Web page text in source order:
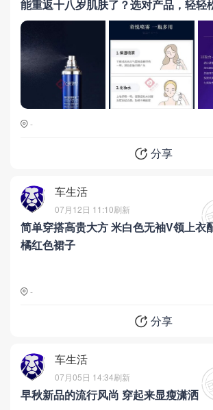
能重返十八岁肌肤了？选对产品，轻轻
改变皮肤状态。只要你想，就能拥有
-
分享
车生活
07月12日 11:10刷新
简单穿搭高贵大方 米白色无袖V领上衣
橘红色裙子
-
分享
车生活
07月05日 14:34刷新
早秋新品的流行风尚 穿起来显瘦潇洒